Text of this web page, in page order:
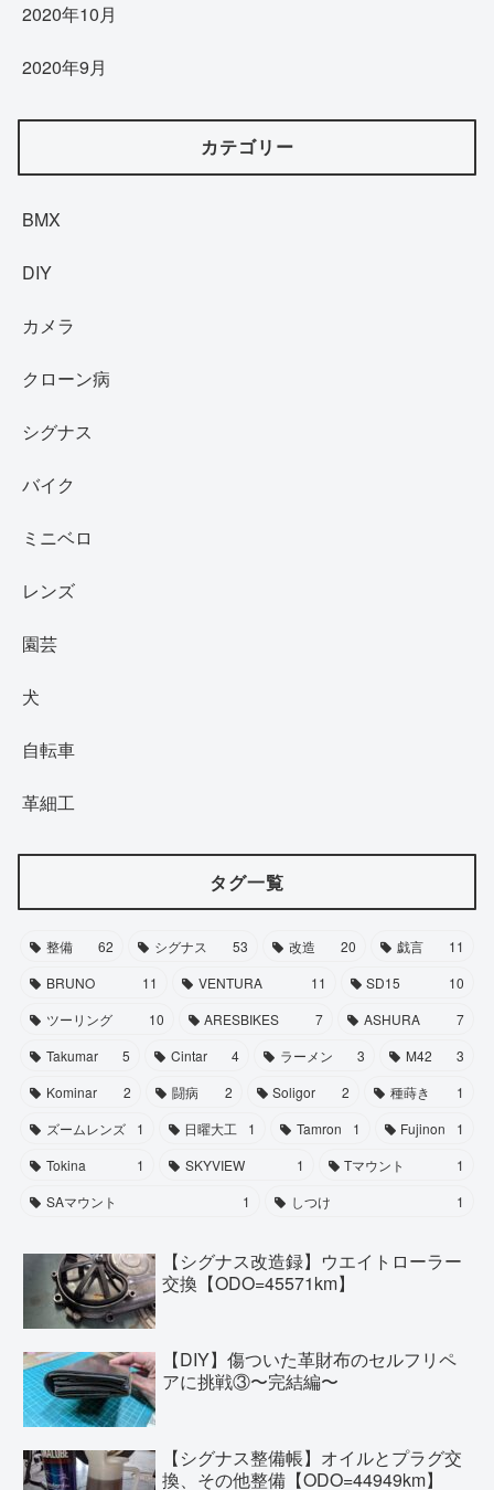
2020年10月
2020年9月
カテゴリー
BMX
DIY
カメラ
クローン病
シグナス
バイク
ミニベロ
レンズ
園芸
犬
自転車
革細工
タグ一覧
整備 62 シグナス 53 改造 20 戯言
11
BRUNO
11 VENTURA 11 SD15
10
ツーリング
10 ARESBIKES 7 ASHURA
7
Takumar
5 Cintar 4 ラーメン 3 M42
3
Kominar
2 闘病 2 Soligor 2 種蒔き
1
ズームレンズ
1 日曜大工 1 Tamron 1 Fujinon
1
Tokina
1 SKYVIEW 1 Tマウント
1
SAマウント
1 しつけ 1
【シグナス改造録】ウエイトローラー
交換【ODO=45571km】
【DIY】傷ついた革財布のセルフリペ
アに挑戦③〜完結編〜
【シグナス整備帳】オイルとプラグ交
換、その他整備【ODO=44949km】